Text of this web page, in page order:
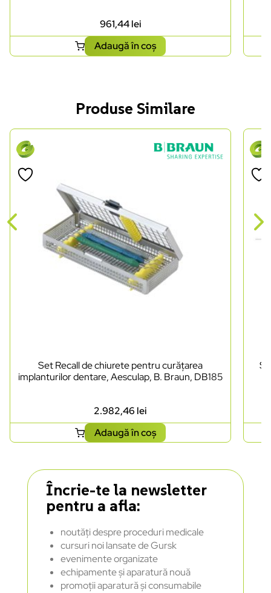
961,44lei
Adaugă în coș
Produse Similare
Set Recall de chiurete pentru curățarea
implanturilor dentare, Aesculap, B. Braun, DB185
2.982,46 lei
Adaugă în coș
Încrie-te la newsletter
pentru a afla:
noutăți despre proceduri medicale
cursuri noi lansate de Gursk
evenimente organizate
echipamente și aparatură nouă
promoții aparatură și consumabile